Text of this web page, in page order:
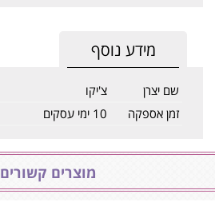
מידע נוסף
שם יצרן
צ'יקו
זמן אספקה
10 ימי עסקים
מוצרים קשורים